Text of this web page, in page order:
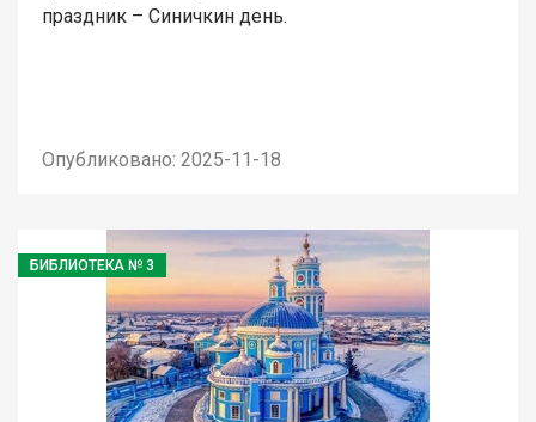
праздник – Синичкин день.
Опубликовано: 2025-11-18
БИБЛИОТЕКА № 3